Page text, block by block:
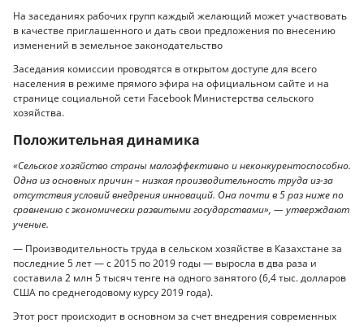
На заседаниях рабочих групп каждый желающий может участвовать
в качестве приглашенного и дать свои предложения по внесению
изменений в земельное законодательство
Заседания комиссии проводятся в открытом доступе для всего
населения в режиме прямого эфира на официальном сайте и на
странице социальной сети Facebook Министерства сельского
хозяйства.
Положительная динамика
«Сельское хозяйство страны малоэффективно и неконкурентоспособно.
Одна из основных причин – низкая производительность труда из-за
отсутствия условий внедрения инноваций. Она почти в 5 раз ниже по
сравнению с экономически развитыми государствами», — утверждают
ученые.
— Производительность труда в сельском хозяйстве в Казахстане за
последние 5 лет — с 2015 по 2019 годы — выросла в два раза и
составила 2 млн 5 тысяч тенге на одного занятого (6,4 тыс. долларов
США по среднегодовому курсу 2019 года).
Этот рост происходит в основном за счет внедрения современных